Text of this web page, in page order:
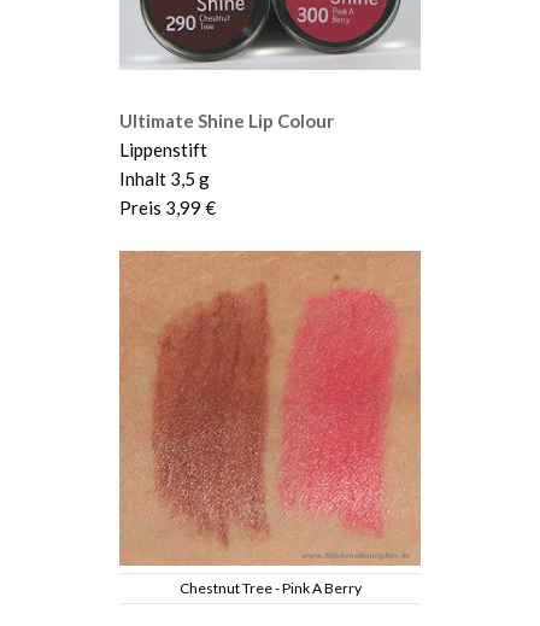
Ultimate Shine Lip Colour
Lippenstift
Inhalt 3,5 g
Preis 3,99 €
Chestnut Tree - Pink A Berry